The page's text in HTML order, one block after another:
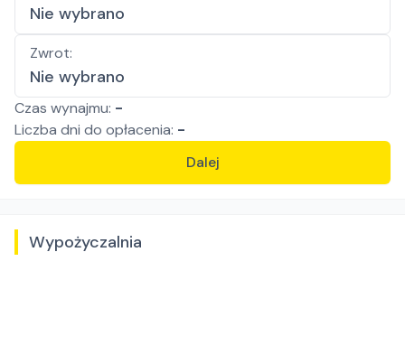
Nie wybrano
Zwrot:
Nie wybrano
Czas wynajmu: -
Liczba dni do opłacenia: -
Dalej
Wypożyczalnia